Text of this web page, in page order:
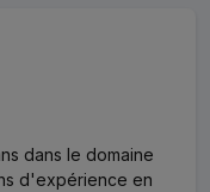
dans le domaine
d'expérience en